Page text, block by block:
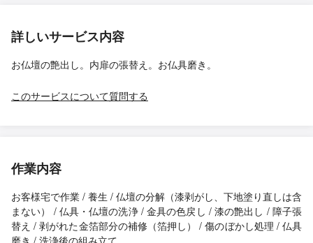
詳しいサービス内容
お仏壇の艶出し。内扉の張替え。お仏具磨き。
このサービスについて質問する
作業内容
お客様宅で作業 / 養生 / 仏壇の分解（漆剥がし、下地塗り直しは含
まない） / 仏具・仏壇の洗浄 / 金具の色戻し / 漆の艶出し / 障子張
替え / 剥がれた金箔部分の補修（箔押し） / 傷のぼかし処理 / 仏具
磨き / 洗浄後の組み立て